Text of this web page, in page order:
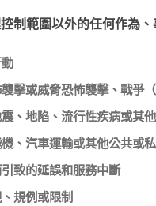
制範圍以外的任何作為
擊或威脅恐怖襲擊、戰爭
、地陷、流行性疾病或其
、汽車運輸或其他公共或
致的延誤和服務中斷
規例或限制